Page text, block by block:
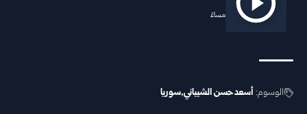
2026/05/11 7:31 مساءً
الوسوم: أسعد حسن الشيباني سوريا